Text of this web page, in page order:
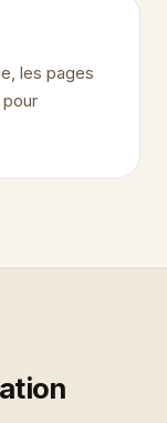
les pages